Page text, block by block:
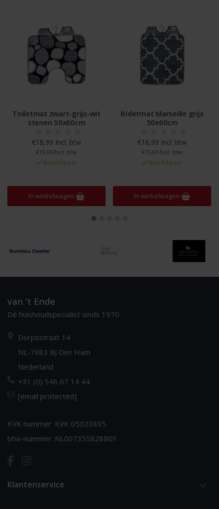
Toiletmat zwart-grijs-wit
stenen 50x60cm
€18,99 Incl. btw
€15,69 Excl. btw
Beschikbaar
In winkelwagen
Bidetmat Marseille grijs
50x60cm
€18,99 Incl. btw
€15,69 Excl. btw
Beschikbaar
In winkelwagen
van 't Ende
Dè huishoudspecialist sinds 1970
Dorpsstraat 14
NL-7683 BJ Den Ham
Nederland
+31 (0) 546 67 14 44
[email protected]
KVK nummer: KVK 05023895
btw-nummer: NL007355828B01
Klantenservice